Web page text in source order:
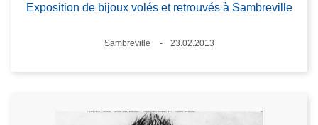
Exposition de bijoux volés et retrouvés à Sambreville
Standort
Sambreville
23.02.2013